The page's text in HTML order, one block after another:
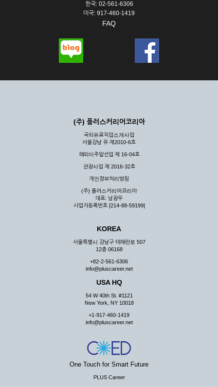
③ 기타 회사는 서비스를 제공할 수 없는 합당한 사유가 발생한
④ 회사는 제 2항 및 제 3항의 사유로 서비스의 제공이 일시적
여 배상하지 않습니다.
제3장 권리 및 의무
공할 수 있도록 최선의 노력을 다하여야 합니다.
게 누설, 배포하여서는 안됩니다. 다만, 관계법령에 의하여 국가
기관 등의 합법적인 요구가 있는 경우에는 해당 되지 않습니다.
③ 회사는 이용자로부터 제기되는 의견이나 불만이 정당하다고
인정할 경우에는 즉시 처리하여야 하며, 즉시 처리가 곤란한 경
우 그 처리를 위해 노력해야 합니다.
제7조 (회원의 의무)
① 회원은 ID와 비밀 번호에 관한 모든 관리의 책임이 있으며
② 회원은 이용신청서의 기재내용 중 변경된 내용이 있는 경우
서비스를 통하여 그 내용을 회사에 통지하여야 합니다.
③ 다른 회원의 ID와 비밀번호를 부당하게 사용하는 행위를
④ 회원은 회사의 서비스에서 타 사이트의 홍보행위를 하지 않
아야 하며 공공질서나 미풍약속에 위배되는 내용 혹은 저작권을
리 행위도 할 수 없습니다.
사가 통지하는 사항을 준수하여야 하며, 기타 회사의 업무에 방
해되는 행위를 하여서는 아니 됩니다.
제8조 (회원의 관리)
① 회원은 언제든 이 약관에 대한 동의를 철회할 수 있습니다.
한국: 02-561-6306
미국: 917-460-1419
FAQ
(주) 플러스커리어코리아
국외유료직업소개사업
서울강남 유 제2010-6호
해외이주알선업 제 16-04호
관광사업 제 2016-32호
개인정보처리방침
(주) 플러스커리어코리아
대표: 남광우
사업자등록번호 [214-88-59199]
KOREA
서울특별시 강남구 테헤란로 507
12층 06168
+82-2-561-6306
info@pluscareer.net
USA HQ
54 W 40th St. #1121
New York, NY 10018
+1-917-460-1419
info@pluscareer.net
One Touch for Smart Future
PLUS Career